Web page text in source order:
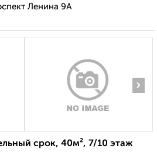
Ленина 9А
›
срок, 40м², 7/10 этаж